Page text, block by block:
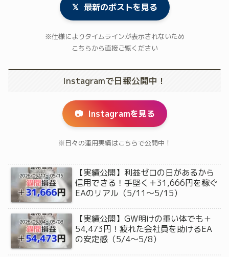
𝕏 最新のポストを見る
※仕様によりタイムラインが表示されないため
こちらから直接ご覧ください
Instagramで日報公開中！
📷 Instagramを見る
※日々の運用実績はこちらで公開中！
【実績公開】利益ゼロの日があるから
信用できる！手堅く＋31,666円を稼ぐ
EAのリアル（5/11〜5/15）
【実績公開】GW明けの重い体でも＋
54,473円！疲れた会社員を助けるEA
の安定感（5/4〜5/8）